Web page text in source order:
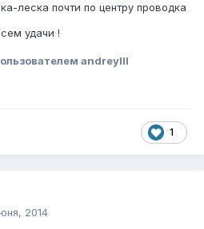
леска почти по центру проводка
удачи !
andreylll
1
2014